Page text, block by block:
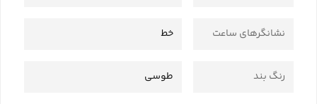
نشانگرهای ساعت خط
رنگ بند طوسی